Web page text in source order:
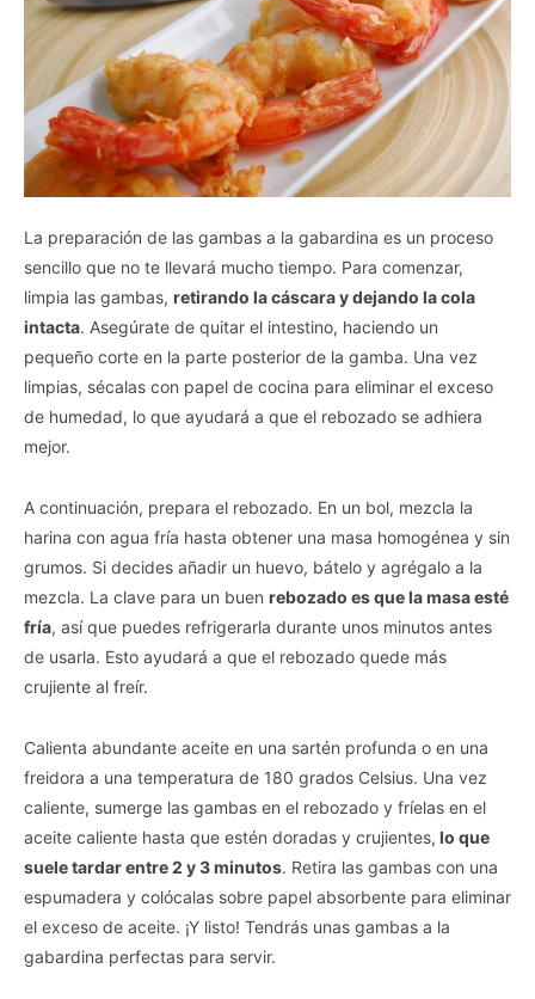
La preparación de las gambas a la gabardina es un proceso
sencillo que no te llevará mucho tiempo. Para comenzar,
limpia las gambas, retirando la cáscara y dejando la cola
intacta. Asegúrate de quitar el intestino, haciendo un
pequeño corte en la parte posterior de la gamba. Una vez
limpias, sécalas con papel de cocina para eliminar el exceso
de humedad, lo que ayudará a que el rebozado se adhiera
mejor.
A continuación, prepara el rebozado. En un bol, mezcla la
harina con agua fría hasta obtener una masa homogénea y sin
grumos. Si decides añadir un huevo, bátelo y agrégalo a la
mezcla. La clave para un buen rebozado es que la masa esté
fría, así que puedes refrigerarla durante unos minutos antes
de usarla. Esto ayudará a que el rebozado quede más
crujiente al freír.
Calienta abundante aceite en una sartén profunda o en una
freidora a una temperatura de 180 grados Celsius. Una vez
caliente, sumerge las gambas en el rebozado y fríelas en el
aceite caliente hasta que estén doradas y crujientes, lo que
suele tardar entre 2 y 3 minutos. Retira las gambas con una
espumadera y colócalas sobre papel absorbente para eliminar
el exceso de aceite. ¡Y listo! Tendrás unas gambas a la
gabardina perfectas para servir.